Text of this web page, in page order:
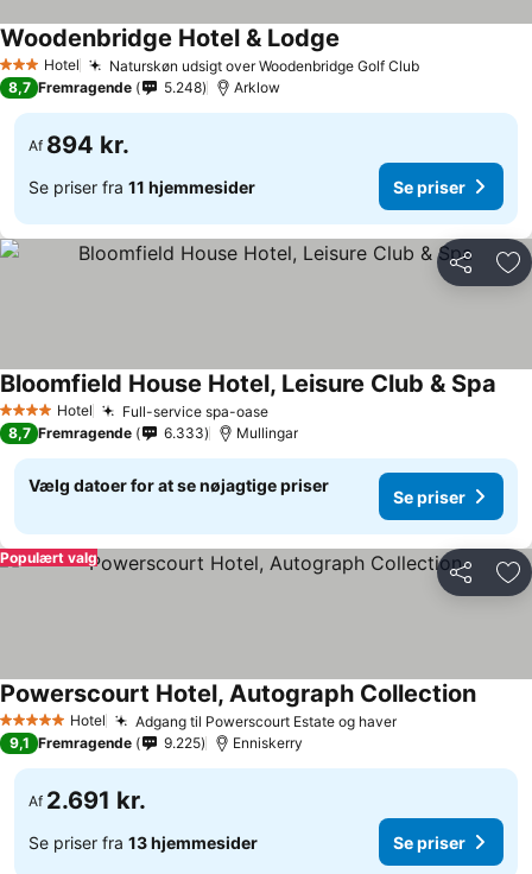
3 StjernerHotel Naturskøn udsigt over Woodenbridge Golf Club
Woodenbridge Hotel & Lodge
8,7 Fremragende 5.248 Arklow
Af 894 kr.
Se priser fra 11 hjemmesider Se priser
Del
4 StjernerHotel Full-service spa-oase
Bloomfield House Hotel, Leisure Club & Spa
8,7 Fremragende 6.333 Mullingar
Vælg datoer for at se nøjagtige priser
Se priser
Del
Populært valg
5 Stjerner Hotel Adgang til Powerscourt Estate og haver
Powerscourt Hotel, Autograph Collection
9,1 Fremragende 9.225 Enniskerry
Af 2.691 kr.
Se priser fra 13 hjemmesider Se priser